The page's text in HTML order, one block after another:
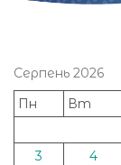
Серпень 2026
Пн
Вт
3
4